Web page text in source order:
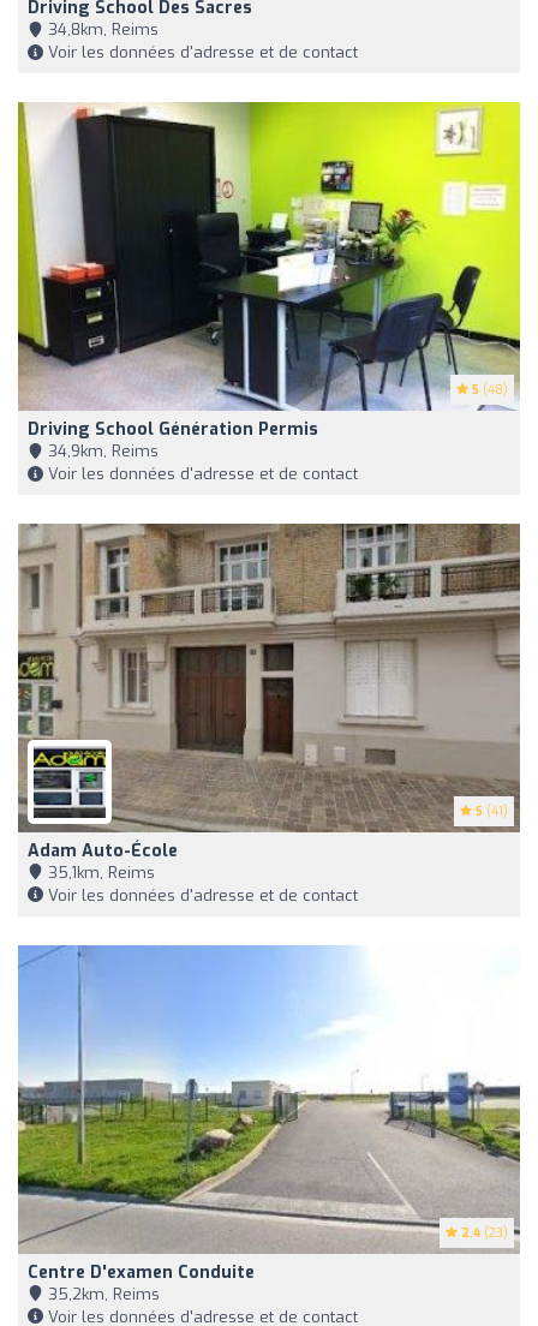
Driving School Des Sacres
34,8km, Reims
Voir les données d'adresse et de contact
5 (48)
Driving School Génération Permis
34,9km, Reims
Voir les données d'adresse et de contact
5 (41)
Adam Auto-École
35,1km, Reims
Voir les données d'adresse et de contact
2.4 (23)
Centre D'examen Conduite
35,2km, Reims
Voir les données d'adresse et de contact